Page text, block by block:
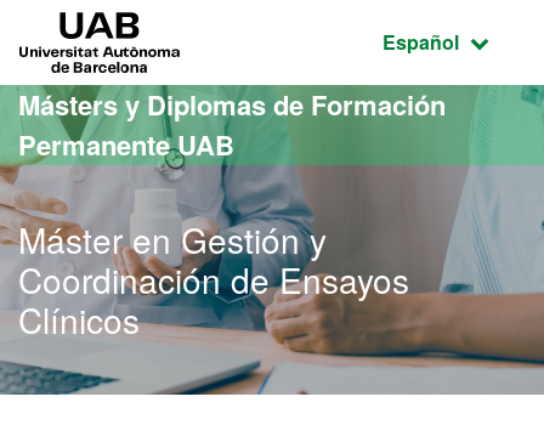
Acceso al contenido principal
Acceso a la navegación de la página
Idioma
Español
Másters y Diplomas de Formación
Permanente UAB
Máster en Gestión y
Coordinación de Ensayos
Clínicos